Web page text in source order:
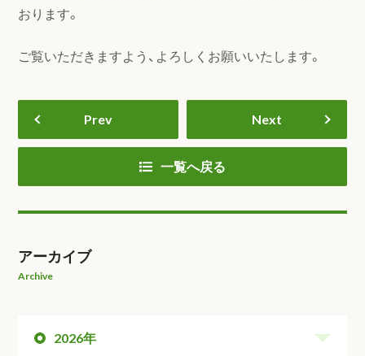
おります。
ご覧いただきますよう、よろしくお願いいたします。
Prev Next
一覧へ戻る
アーカイブ
Archive
2026年